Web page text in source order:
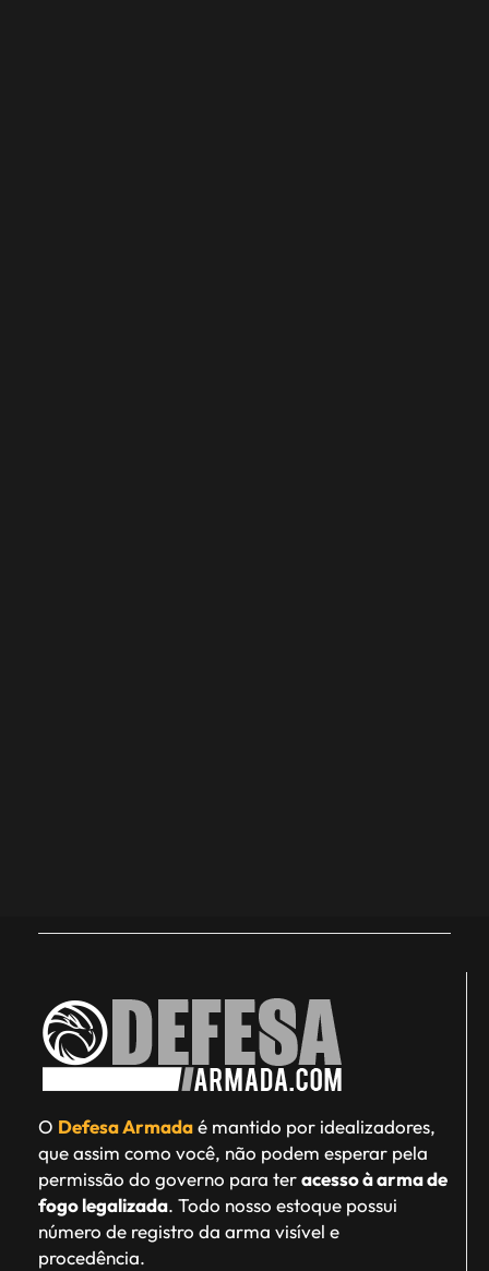
O Defesa Armadaé mantido por idealizadores,
que assim como você, não podem esperar pela
permissão do governo para teracesso à arma de
fogo legalizada. Todo nosso estoque possui
número de registro da arma visível e
procedência.